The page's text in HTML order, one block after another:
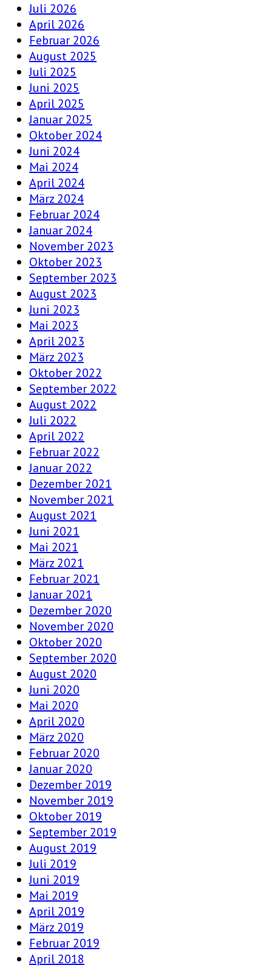
Juli 2026
April 2026
Februar 2026
August 2025
Juli 2025
Juni 2025
April 2025
Januar 2025
Oktober 2024
Juni 2024
Mai 2024
April 2024
März 2024
Februar 2024
Januar 2024
November 2023
Oktober 2023
September 2023
August 2023
Juni 2023
Mai 2023
April 2023
März 2023
Oktober 2022
September 2022
August 2022
Juli 2022
April 2022
Februar 2022
Januar 2022
Dezember 2021
November 2021
August 2021
Juni 2021
Mai 2021
März 2021
Februar 2021
Januar 2021
Dezember 2020
November 2020
Oktober 2020
September 2020
August 2020
Juni 2020
Mai 2020
April 2020
März 2020
Februar 2020
Januar 2020
Dezember 2019
November 2019
Oktober 2019
September 2019
August 2019
Juli 2019
Juni 2019
Mai 2019
April 2019
März 2019
Februar 2019
April 2018